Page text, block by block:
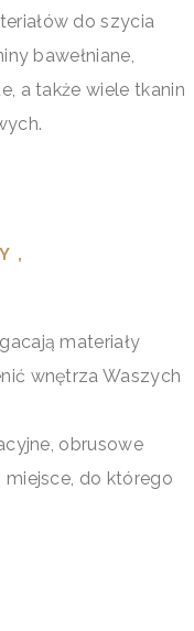
do szycia
bawełniane,
a także wiele tkanin
materiały
wnętrza Waszych
obrusowe
do którego